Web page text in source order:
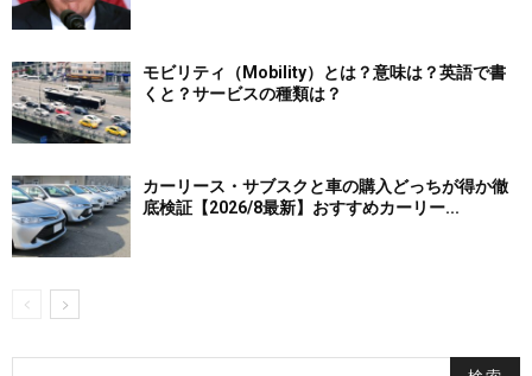
モビリティ（Mobility）とは？意味は？英語で書
くと？サービスの種類は？
カーリース・サブスクと車の購入どっちが得か徹
底検証【2026/8最新】おすすめカーリー...